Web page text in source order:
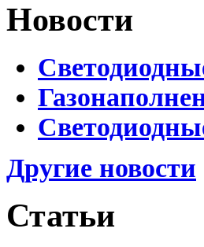
Новости
Другие новости
Статьи